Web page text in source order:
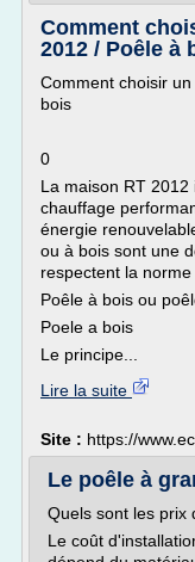
Comment
2012 / Poêle à
Comment choisir
bois
0
La maison RT
chauffage
énergie
ou à bois sont une
respectent la norme
Poêle à bois ou
Poele a bois
Le principe...
Lire la suite
Site : https://
Le poêle à
Quels sont les prix
Le coût